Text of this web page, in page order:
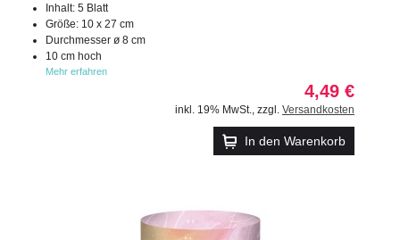
Inhalt: 5 Blatt
Größe: 10 x 27 cm
Durchmesser ø 8 cm
10 cm hoch
Mehr erfahren
4,49 €
inkl. 19% MwSt. zzgl. Versandkosten
In den Warenkorb